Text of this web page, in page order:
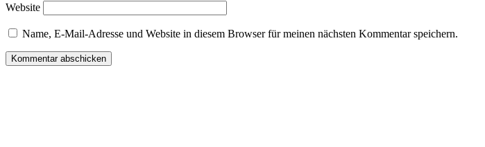
Website
Name, E-Mail-Adresse und Website in diesem Browser für meinen nächsten Kommentar speichern.